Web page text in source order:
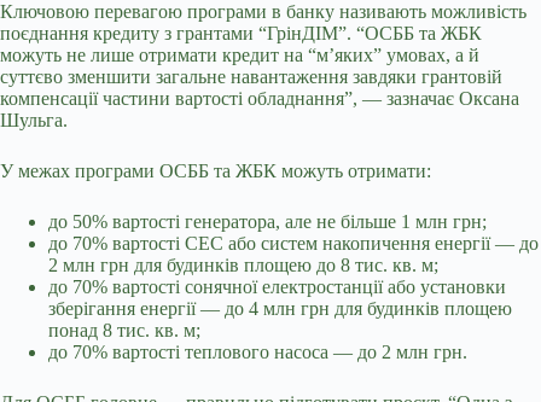
Ключовою перевагою програми в банку називають можливість
поєднання кредиту з грантами “ГрінДІМ”. “ОСББ та ЖБК
можуть не лише отримати кредит на “м’яких” умовах, а й
суттєво зменшити загальне навантаження завдяки грантовій
компенсації частини вартості обладнання”, — зазначає Оксана
Шульга.
У межах програми ОСББ та ЖБК можуть отримати:
до 50% вартості генератора, але не більше 1 млн грн;
до 70% вартості СЕС або систем накопичення енергії — до
2 млн грн для будинків площею до 8 тис. кв. м;
до 70% вартості сонячної електростанції або установки
зберігання енергії — до 4 млн грн для будинків площею
понад 8 тис. кв. м;
до 70% вартості теплового насоса — до 2 млн грн.